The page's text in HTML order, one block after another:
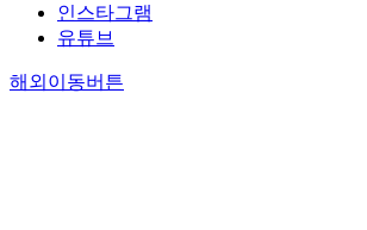
인스타그램
유튜브
해외이동버튼